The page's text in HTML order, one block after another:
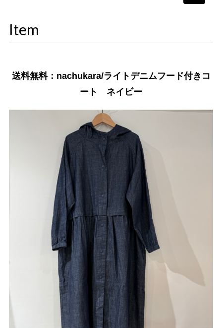
Item
送料無料：nachukara/ライトデニムフード付きコ
ート ネイビー